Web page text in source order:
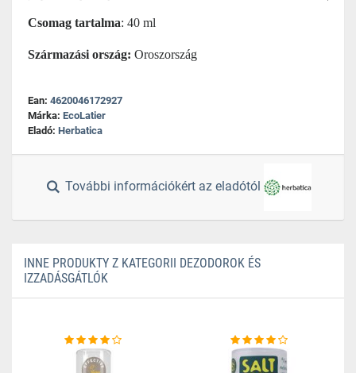
Csomag tartalma: 40 ml
Származási ország: Oroszország
Ean: 4620046172927
Márka: EcoLatier
Eladó: Herbatica
További információkért az eladótól
INNE PRODUKTY Z KATEGORII DEZODOROK ÉS
IZZADÁSGÁTLÓK